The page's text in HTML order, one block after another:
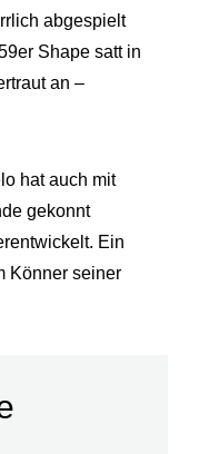
abgespielt
Shape satt in
an –
hat auch mit
gekonnt
Ein
Könner seiner